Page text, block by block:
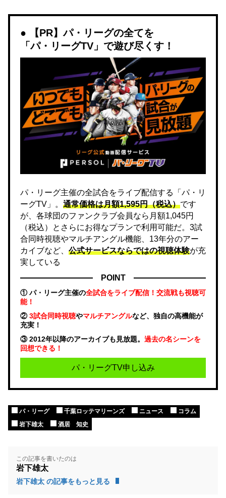
【PR】パ・リーグの全てを
「パ・リーグTV」で遊び尽くす！
パ・リーグ主催の全試合をライブ配信する「パ・リ
ーグTV」。 通常価格は月額1,595円（税込）です
が、各球団のファンクラブ会員なら月額1,045円
（税込）とさらにお得なプランで利用可能だ。3試
合同時視聴やマルチアングル機能、13年分のアー
カイブなど、 公式サービスならではの視聴体験が充
実している
POINT
① パ・リーグ主催の全試合をライブ配信！交流戦も視聴可
能！
②3試合同時視聴やマルチアングルなど、独自の高機能が
充実！
③ 2012年以降のアーカイブも見放題。 過去の名シーンを
回想できる！
パ・リーグTV申し込み
パ・リーグ 千葉ロッテマリーンズ ニュース
コラム
岩下雄太
酒居 知史
この記事を書いたのは
岩下雄太
岩下雄太 の記事をもっと見る